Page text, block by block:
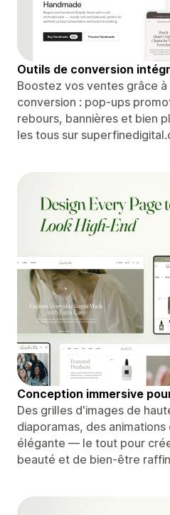
Outils de conversion
Boostez vos ventes grâce
conversion : pop-ups
rebours, bannières et bien
les tous sur
Conception immersive
Des grilles d'images de
diaporamas, des
élégante — le tout pour
beauté et de bien-être